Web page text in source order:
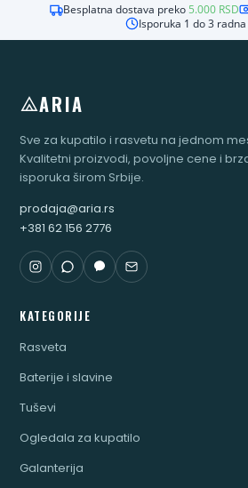
Besplatna dostava preko 5.000 RSD
Isporuka 1 do 3
ARIA
Sve za kupatilo i rasvetu na jednom
Kvalitetni proizvodi, povoljne cene i
isporuka širom Srbije.
prodaja@aria.rs
+381 62 156 2776
KATEGORIJE
Rasveta
Baterije i slavine
Tuševi
Ogledala za kupatilo
Galanterija